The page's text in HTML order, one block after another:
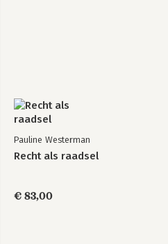
Pauline Westerman
Recht als raadsel
€ 83,00